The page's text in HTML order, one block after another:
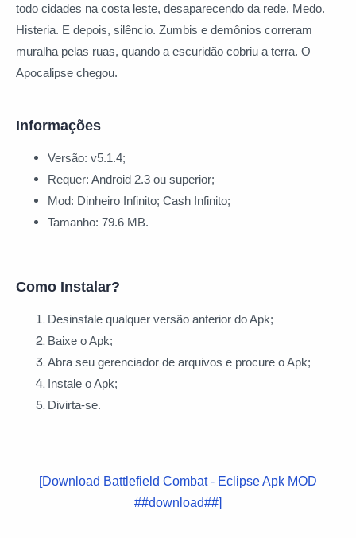
todo cidades na costa leste, desaparecendo da rede. Medo.
Histeria. E depois, silêncio. Zumbis e demônios correram
muralha pelas ruas, quando a escuridão cobriu a terra. O
Apocalipse chegou.
Informações
Versão: v5.1.4;
Requer: Android 2.3 ou superior;
Mod: Dinheiro Infinito; Cash Infinito;
Tamanho: 79.6 MB.
Como Instalar?
Desinstale qualquer versão anterior do Apk;
Baixe o Apk;
Abra seu gerenciador de arquivos e procure o Apk;
Instale o Apk;
Divirta-se.
[Download Battlefield Combat - Eclipse Apk MOD
##download##]